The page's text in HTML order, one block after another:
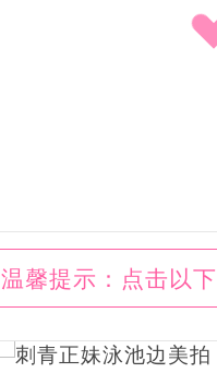
温馨提示：点击以